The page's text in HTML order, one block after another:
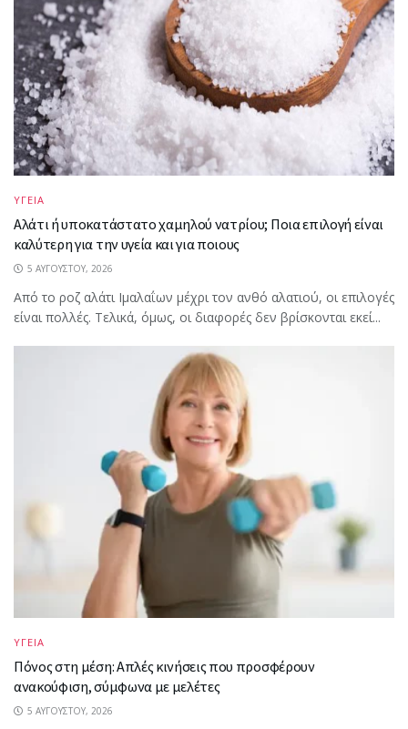
ΥΓΕΙΑ
Αλάτι ή υποκατάστατο χαμηλού νατρίου; Ποια επιλογή είναι
καλύτερη για την υγεία και για ποιους
5 ΑΥΓΟΎΣΤΟΥ, 2026
Από το ροζ αλάτι Ιμαλαΐων μέχρι τον ανθό αλατιού, οι επιλογές
είναι πολλές. Τελικά, όμως, οι διαφορές δεν βρίσκονται εκεί...
ΥΓΕΙΑ
Πόνος στη μέση: Απλές κινήσεις που προσφέρουν
ανακούφιση, σύμφωνα με μελέτες
5 ΑΥΓΟΎΣΤΟΥ, 2026